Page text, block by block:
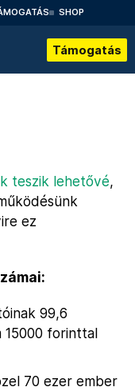
SHOP
Támogatás
teszik lehetővé,
ez
99,6
15000 forinttal
70 ezer ember